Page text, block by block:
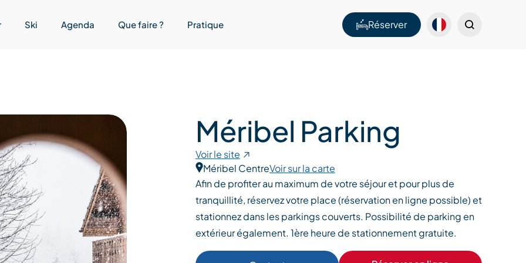
Ski Agenda Que faire ? Pratique Réserver
Méribel Parking
Voir le site
Méribel CentreVoir sur la carte
Afin de profiter au maximum de votre séjour et pour plus de
tranquillité, réservez votre place (réservation en ligne possible) et
stationnez dans les parkings couverts. Possibilité de parking en
extérieur également. 1ère heure de stationnement gratuite.